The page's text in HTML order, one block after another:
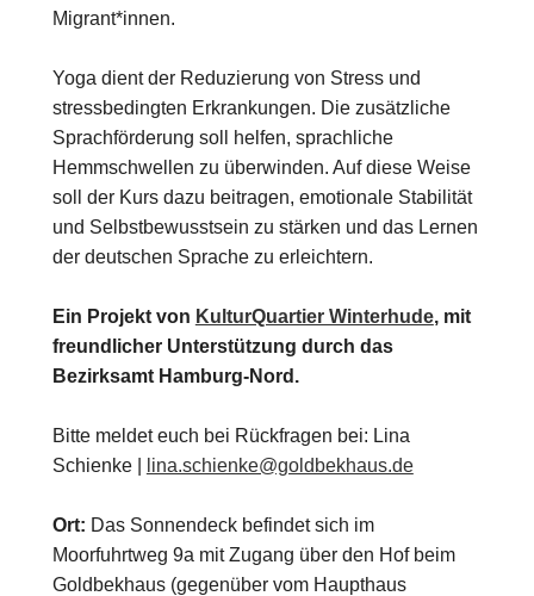
Migrant*innen.
Yoga dient der Reduzierung von Stress und
stressbedingten Erkrankungen. Die zusätzliche
Sprachförderung soll helfen, sprachliche
Hemmschwellen zu überwinden. Auf diese Weise
soll der Kurs dazu beitragen, emotionale Stabilität
und Selbstbewusstsein zu stärken und das Lernen
der deutschen Sprache zu erleichtern.
Ein Projekt von KulturQuartier Winterhude, mit
freundlicher Unterstützung durch das
Bezirksamt Hamburg-Nord.
Bitte meldet euch bei Rückfragen bei: Lina
Schienke |
lina.schienke@goldbekhaus.de
Ort: Das Sonnendeck befindet sich im
Moorfuhrtweg 9a mit Zugang über den Hof beim
Goldbekhaus (gegenüber vom Haupthaus